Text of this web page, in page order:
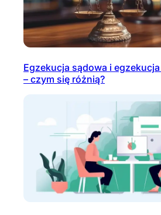
Egzekucja sądowa i
– czym się różnią?